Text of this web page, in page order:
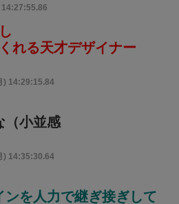
14:27:55.86
れる天才デザイナー
) 14:29:15.84
（小並感
) 14:35:30.64
ンを人力で継ぎ接ぎして